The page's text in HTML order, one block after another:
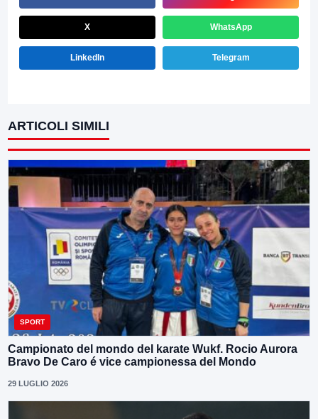
X WhatsApp
LinkedIn Telegram
ARTICOLI SIMILI
SPORT
Campionato del mondo del karate Wukf. Rocio Aurora
Bravo De Caro é vice campionessa del Mondo
29 LUGLIO 2026